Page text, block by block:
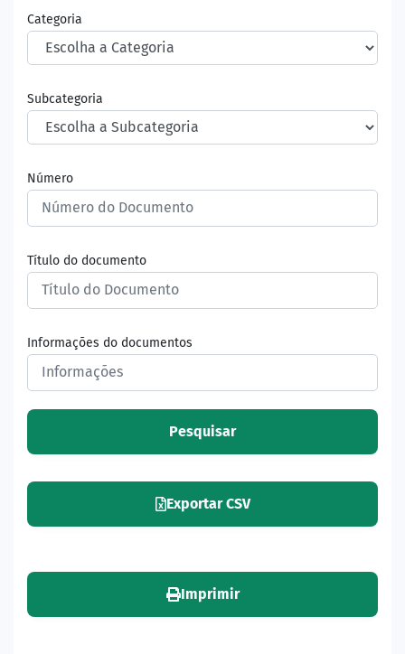
Categoria
Subcategoria
Número
Título do documento
Informações do documentos
Pesquisar
Exportar CSV
Imprimir